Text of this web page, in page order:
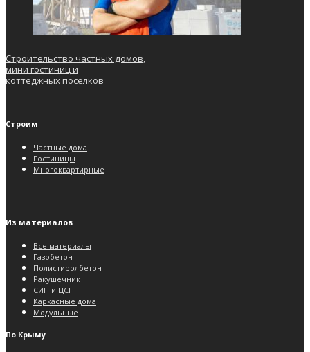
Строительство частных домов,
мини гостиниц и
коттеджных поселков
Строим
Частные дома
Гостиницы
Многоквартирные
Из материалов
Все материалы
Газобетон
Полистиролбетон
Ракушечник
СИП и ЦСП
Каркасные дома
Модульные
По Крыму